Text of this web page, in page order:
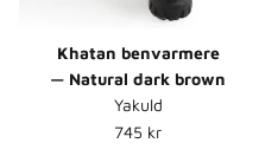
Khatan benvarmere
— Natural dark brown
Yakuld
Normalpris
745 kr